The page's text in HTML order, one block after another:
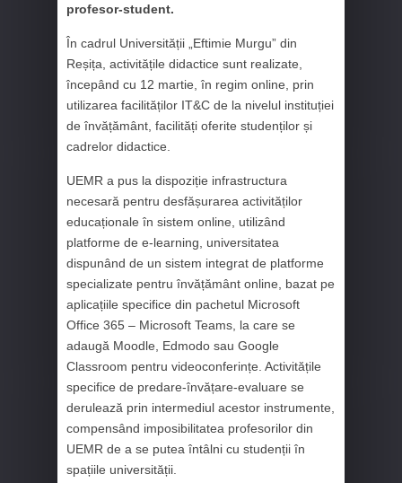
profesor-student.
În cadrul Universității „Eftimie Murgu” din
Reșița, activitățile didactice sunt realizate,
începând cu 12 martie, în regim online, prin
utilizarea facilităților IT&C de la nivelul instituției
de învățământ, facilități oferite studenților și
cadrelor didactice.
UEMR a pus la dispoziție infrastructura
necesară pentru desfășurarea activităților
educaționale în sistem online, utilizând
platforme de e-learning, universitatea
dispunând de un sistem integrat de platforme
specializate pentru învățământ online, bazat pe
aplicațiile specifice din pachetul Microsoft
Office 365 – Microsoft Teams, la care se
adaugă Moodle, Edmodo sau Google
Classroom pentru videoconferințe. Activitățile
specifice de predare-învățare-evaluare se
derulează prin intermediul acestor instrumente,
compensând imposibilitatea profesorilor din
UEMR de a se putea întâlni cu studenții în
spațiile universității.